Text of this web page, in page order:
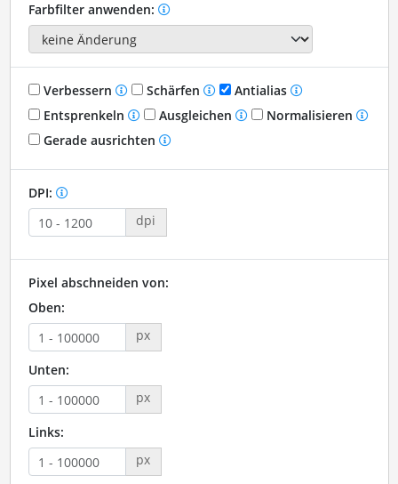
Farbfilter anwenden:
Verbessern Schärfen
Antialias
Entsprenkeln
Ausgleichen
Normalisieren
Gerade ausrichten
DPI:
dpi
Pixel abschneiden von:
Oben:
px
Unten:
px
Links:
px